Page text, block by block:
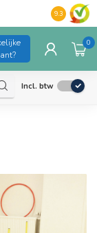
Duurzame
9.3
0
Incl. btw